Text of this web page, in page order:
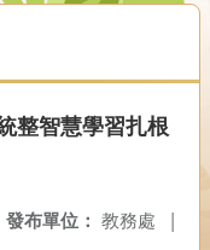
整智慧學習扎根
發布單位： 教務處 |